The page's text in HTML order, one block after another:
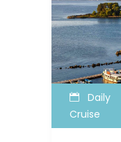
Daily
Cruise